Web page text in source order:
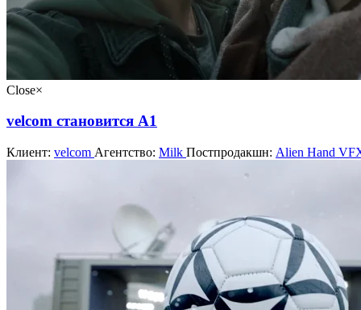
Close×
velcom становится А1
Клиент: velcom Агентство: Milk Постпродакшн: Alien Hand